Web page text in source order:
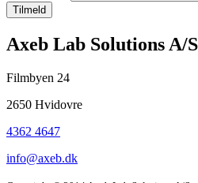
Company
information
and
newsletter
Axeb Lab Solutions A/S
Filmbyen 24
2650 Hvidovre
4362 4647
info@axeb.dk